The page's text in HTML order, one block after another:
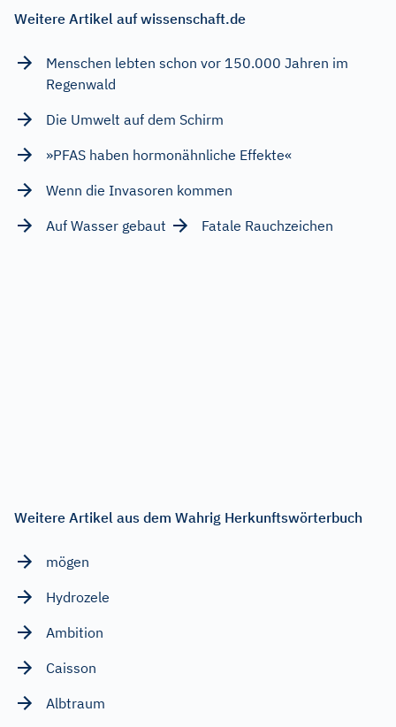
Weitere Artikel auf wissenschaft.de
Menschen lebten schon vor 150.000 Jahren im
Regenwald
Die Umwelt auf dem Schirm
»PFAS haben hormonähnliche Effekte«
Wenn die Invasoren kommen
Auf Wasser gebaut
Fatale Rauchzeichen
Weitere Artikel aus dem Wahrig Herkunftswörterbuch
mögen
Hydrozele
Ambition
Caisson
Albtraum